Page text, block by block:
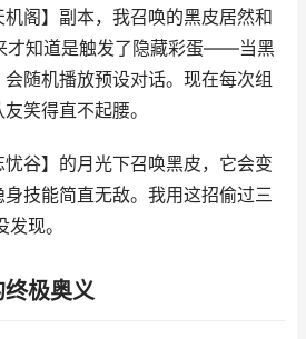
阁】副本，我召唤的黑皮居然和
才知道是触发了隐藏彩蛋——当黑
随机播放预设对话。现在每次组
笑得直不起腰。
谷】的月光下召唤黑皮，它会变
技能简直无敌。我用这招偷过三
现。
极奥义